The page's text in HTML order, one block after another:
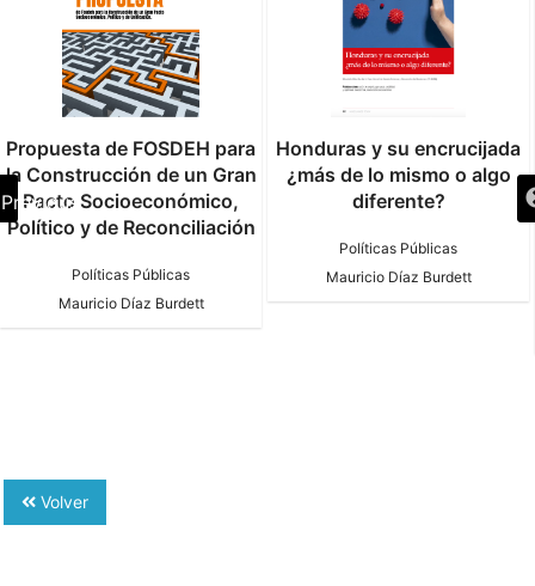
Previous
Propuesta de FOSDEH para
la Construcción de un Gran
Pacto Socioeconómico,
Político y de Reconciliación
Políticas Públicas
Mauricio Díaz Burdett
Honduras y su encrucijada
¿más de lo mismo o algo
diferente?
Políticas Públicas
Mauricio Díaz Burdett
Volver